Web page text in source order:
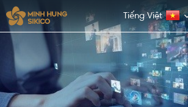
Tiếng Việt